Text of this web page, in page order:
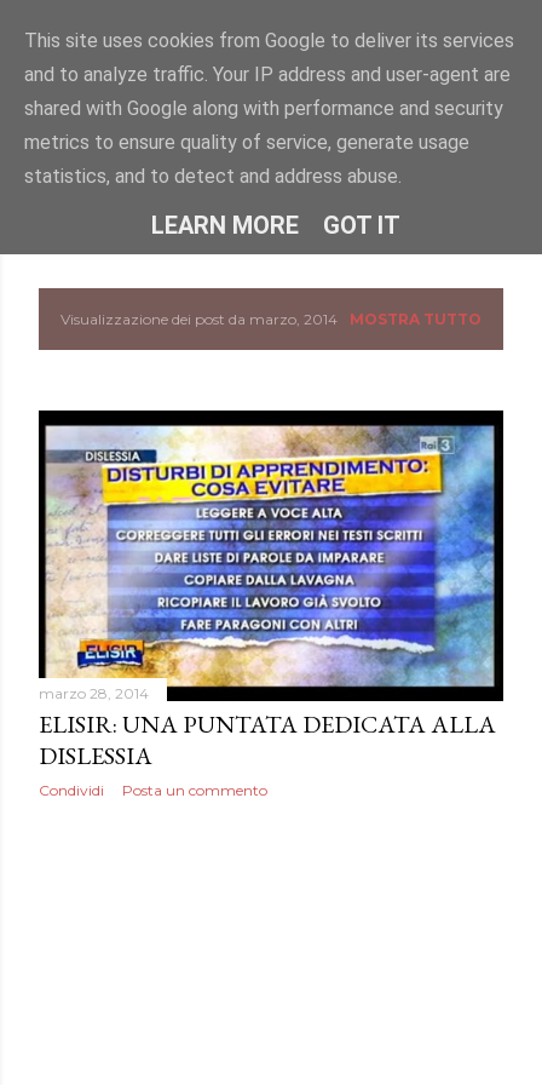
Passa ai contenuti principali
"DISLESSIA? IO TI CONOSCO" -
informazioni, approfondimenti e storie.
P
s
t
Visualizzazione dei post da marzo, 2014 MOSTRA TUTTO
marzo 28, 2014
ELISIR: UNA PUNTATA DEDICATA ALLA
DISLESSIA
Condividi Posta un commento
This site uses cookies from Google to deliver its services
and to analyze traffic. Your IP address and user-agent are
shared with Google along with performance and security
metrics to ensure quality of service, generate usage
statistics, and to detect and address abuse.
LEARN MORE GOT IT